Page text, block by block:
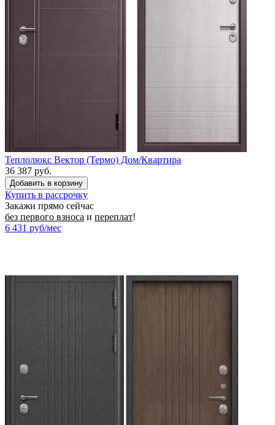
Теплолюкс Вектор (Термо) Дом/Квартира
36 387 руб.
Купить в рассрочку
Закажи прямо сейчас
без первого взноса и переплат!
6 431 руб/мес